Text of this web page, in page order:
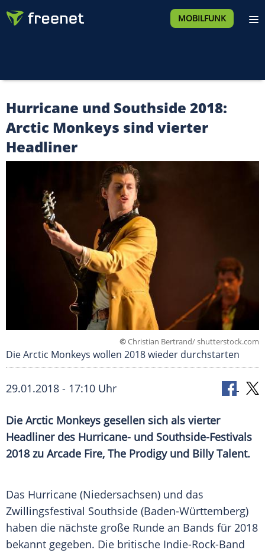
MOBILFUNK
Hurricane und Southside 2018:
Arctic Monkeys sind vierter
Headliner
©Christian Bertrand/ shutterstock.com
Die Arctic Monkeys wollen 2018 wieder durchstarten
29.01.2018 - 17:10 Uhr
Die Arctic Monkeys gesellen sich als vierter
Headlinerdes Hurricane- und Southside-Festivals
2018 zu Arcade Fire, The Prodigy und Billy Talent.
Das Hurricane (Niedersachsen) und das
Zwillingsfestival Southside (Baden-Württemberg)
haben die nächste große Runde an Bands für 2018
bekannt gegeben. Die britische Indie-Rock-Band